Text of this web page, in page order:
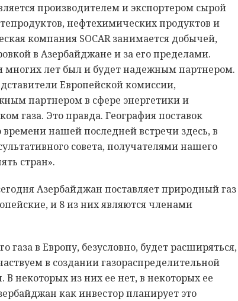
производителем и экспортером сырой
нефтехимических продуктов и
компания SOCAR занимается добычей,
в Азербайджане и за его пределами.
лет был и будет надежным партнером.
Европейской комиссии,
партнером в сфере энергетики и
газа. Это правда. География поставок
нашей последней встречи здесь, в
совета, получателями нашего
стран».
Азербайджан поставляет природный газ
и 8 из них являются членами
газа в Европу, безусловно, будет расширяться,
в создании газораспределительной
В некоторых из них ее нет, в некоторых ее
как инвестор планирует это